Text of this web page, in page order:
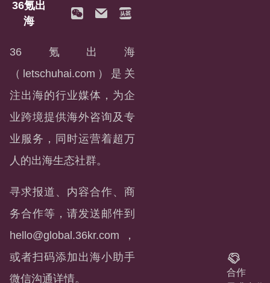
合作
36氪出
海
36氪出海
（letschuhai.com）是关
注出海的行业媒体，为企
业跨境提供海外咨询及专
业服务，同时运营着超万
人的出海生态社群。
寻求报道、内容合作、商
务合作等，请发送邮件到
hello@global.36kr.com ，
或者扫码添加出海小助手
微信沟通详情。